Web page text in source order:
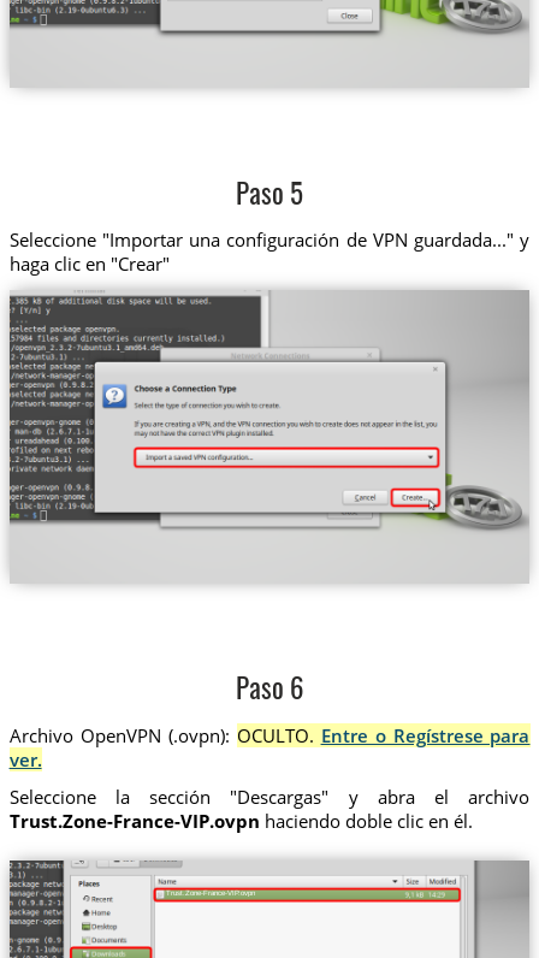
Paso 5
Seleccione "Importar una configuración de VPN guardada..." y
haga clic en "Crear"
Paso 6
Archivo OpenVPN (.ovpn): OCULTO. Entre o Regístrese para
ver.
Seleccione la sección "Descargas" y abra el archivo
Trust.Zone-France-VIP.ovpn haciendo doble clic en él.
Trust.Zone-France-VIP.ovpn